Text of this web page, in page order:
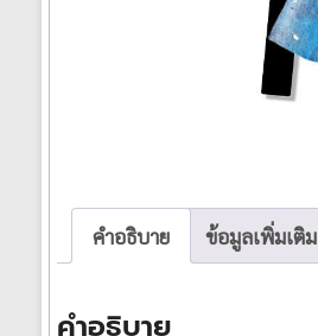
คำอธิบาย ข้อมูลเพิ่มเติม
คำอธิบาย